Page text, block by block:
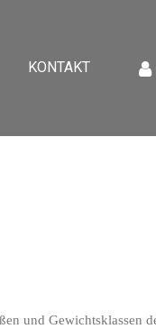
KONTAKT
und Gewichtsklassen